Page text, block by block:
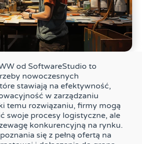
od SoftwareStudio to
nowoczesnych
stawiają na efektywność,
w zarządzaniu
temu rozwiązaniu, firmy mogą
swoje procesy logistyczne, ale
konkurencyjną na rynku.
się z pełną ofertą na